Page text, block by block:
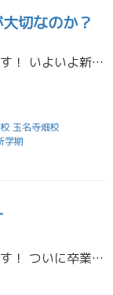
切なのか？
こんにちは、担任助手の姉川です！ いよいよ新学期が始まりましたね。ご入学・ご進学おめでとうございます！
玉名寺畑校
学期
こんにちは、担任助手の姉川です！ ついに卒業式ですね... 3年生の皆さん、ご卒業おめでとうございます！ まだ進路が確定していない人も多いですが、最後まで本当によく頑張ったと思います！ 新3年生もあっという間に試験当日、 […]